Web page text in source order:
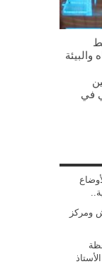
في
ومركز